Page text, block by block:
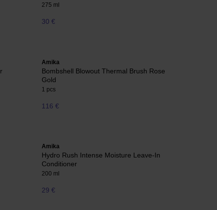
275 ml
30 €
Amika
Bombshell Blowout Thermal Brush Rose
Gold
1 pcs
116 €
Amika
Hydro Rush Intense Moisture Leave-In
Conditioner
200 ml
29 €